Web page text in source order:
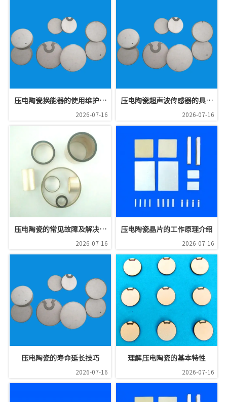
‍压电陶瓷换能器的使用维护方
2026-07-16
压电陶瓷超声波传感器的具体
2026-07-16
压电陶瓷的常见故障及解决办
2026-07-16
压电陶瓷晶片的工作原理介绍
2026-07-16
压电陶瓷的寿命延长技巧
2026-07-16
理解压电陶瓷的基本特性
2026-07-16